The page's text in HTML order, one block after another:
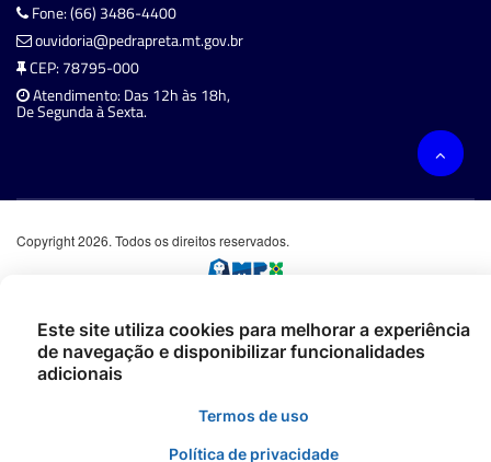
Fone: (66) 3486-4400
ouvidoria@pedrapreta.mt.gov.br
CEP: 78795-000
Atendimento: Das 12h às 18h,
De Segunda à Sexta.
Copyright 2026. Todos os direitos reservados.
Este site utiliza cookies para melhorar a experiência
de navegação e disponibilizar funcionalidades
adicionais
Termos de uso
Política de privacidade